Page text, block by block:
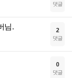
댓글
님. 2
댓글
0
댓글